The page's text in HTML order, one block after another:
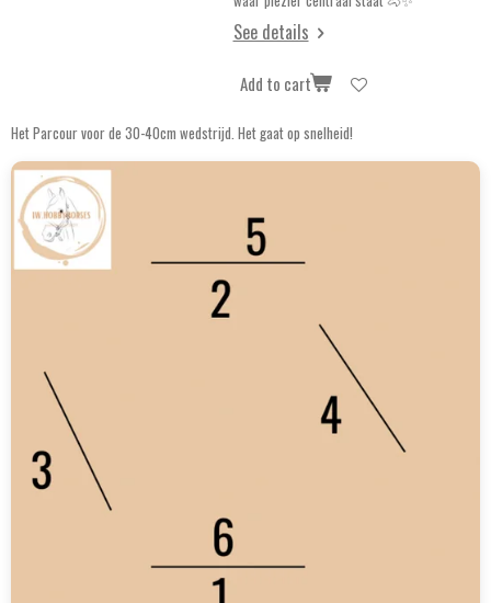
See details
Add to cart
Het Parcour voor de 30-40cm wedstrijd. Het gaat op snelheid!